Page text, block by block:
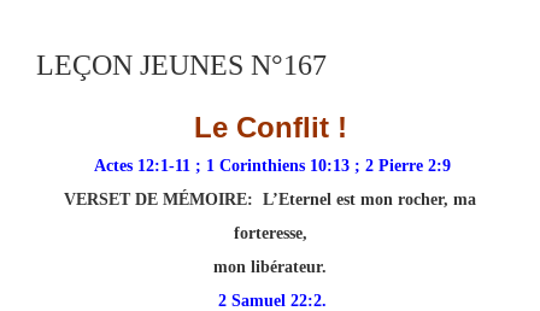
LEÇON JEUNES N°167
Le Conflit !
Actes 12:1-11 ; 1 Corinthiens 10:13 ; 2 Pierre 2:9
VERSET DE MÉMOIRE: L’Eternel est mon rocher, ma
forteresse,
mon libérateur.
2 Samuel 22:2.